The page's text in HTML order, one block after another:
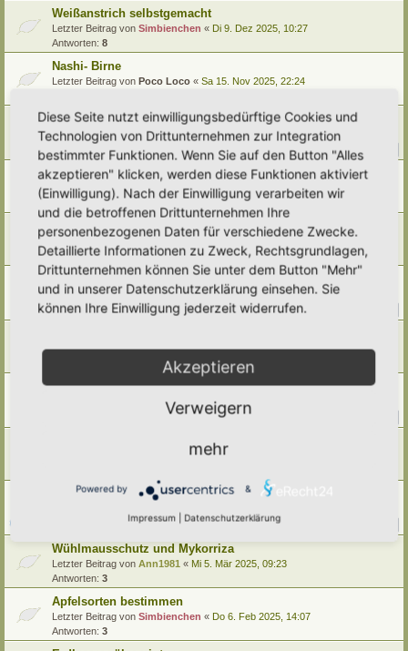
Weißanstrich selbstgemacht
Letzter Beitrag von Simbienchen « Di 9. Dez 2025, 10:27
Antworten: 8
Nashi- Birne
Letzter Beitrag von Poco Loco « Sa 15. Nov 2025, 22:24
Pfirsich
Letzter Beitrag vonAlma« Sa 15. Nov 2025, 07:16
Antworten:
13
Fallobst entfernen?
Letzter Beitrag von Poco Loco« Fr 14. Nov 2025, 22:53
Antworten:
5
Walnüsse
Letzter Beitrag von
Antworten: 7
Quitten
Letzter Beitrag vonAnn1981 «Mo 27. Okt 2025, 19:15
Antworten:12
Letzter Beitrag vonAmarille«Mi 17. Sep 2025, 16:00
Wein
Ann1981
Do 14. Aug 2025, 09:23
Mi 16. Jul 2025, 18:29
Mirabelle? Kirschpflaume?
Wühlmausschutz und Mykorriza
Letzter Beitrag von Ann1981 « Mi 5. Mär 2025, 09:23
Antworten: 3
Apfelsorten bestimmen
Letzter Beitrag von Simbienchen « Do 6. Feb 2025, 14:07
Antworten: 3
Diese Seite nutzt einwilligungsbedürftige Cookies und
Technologien von Drittunternehmen zur Integration
bestimmter Funktionen. Wenn Sie auf den Button "Alles
akzeptieren" klicken, werden diese Funktionen aktiviert
(Einwilligung). Nach der Einwilligung verarbeiten wir
und die betroffenen Drittunternehmen Ihre
personenbezogenen Daten für verschiedene Zwecke.
Detaillierte Informationen zu Zweck, Rechtsgrundlagen,
Drittunternehmen können Sie unter dem Button "Mehr"
und in unserer Datenschutzerklärung einsehen. Sie
können Ihre Einwilligung jederzeit widerrufen.
Akzeptieren
Verweigern
mehr
Powered by &
Impressum Datenschutzerklärung